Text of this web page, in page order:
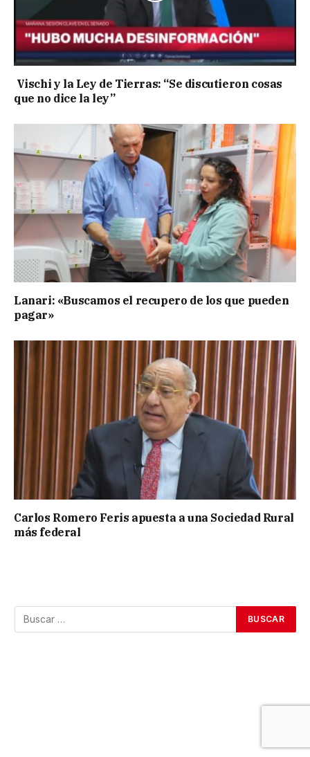
Vischi y la Ley de Tierras: “Se discutieron cosas
que no dice la ley”
Lanari: «Buscamos el recupero de los que pueden
pagar»
Carlos Romero Feris apuesta a una Sociedad Rural
más federal